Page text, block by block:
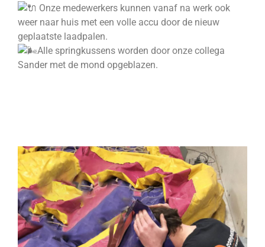
Onze medewerkers kunnen vanaf na werk ook
weer naar huis met een volle accu door de nieuw
geplaatste laadpalen.
Alle springkussens worden door onze collega
Sander met de mond opgeblazen.